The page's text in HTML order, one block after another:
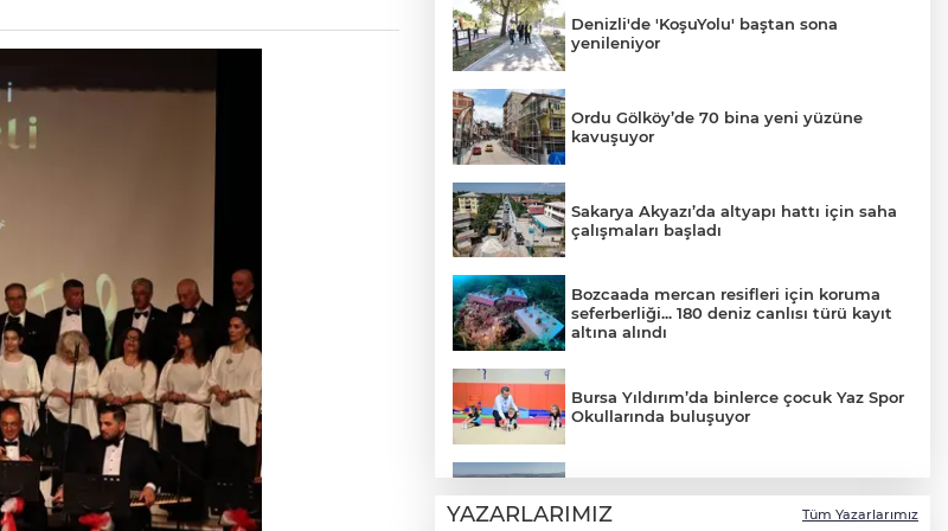
Denizli'de 'KoşuYolu' baştan sona
yenileniyor
Ordu Gölköy’de 70 bina yeni yüzüne
kavuşuyor
Sakarya Akyazı’da altyapı hattı için saha
çalışmaları başladı
Bozcaada mercan resifleri için koruma
seferberliği... 180 deniz canlısı türü kayıt
altına alındı
Bursa Yıldırım’da binlerce çocuk Yaz Spor
Okullarında buluşuyor
hizmete açılıyor
YAZARLARIMIZ Tüm Yazarlarımız